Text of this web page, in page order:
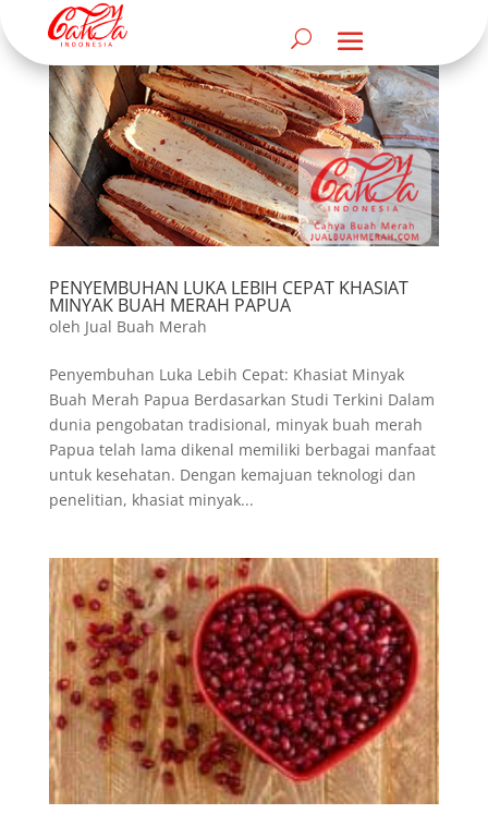
PENYEMBUHAN LUKA LEBIH CEPAT KHASIAT
MINYAK BUAH MERAH PAPUA
oleh Jual Buah Merah
Penyembuhan Luka Lebih Cepat: Khasiat Minyak
Buah Merah Papua Berdasarkan Studi Terkini Dalam
dunia pengobatan tradisional, minyak buah merah
Papua telah lama dikenal memiliki berbagai manfaat
untuk kesehatan. Dengan kemajuan teknologi dan
penelitian, khasiat minyak...